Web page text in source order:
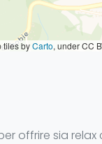
tiles byCarto, under CC
offrire sia relax